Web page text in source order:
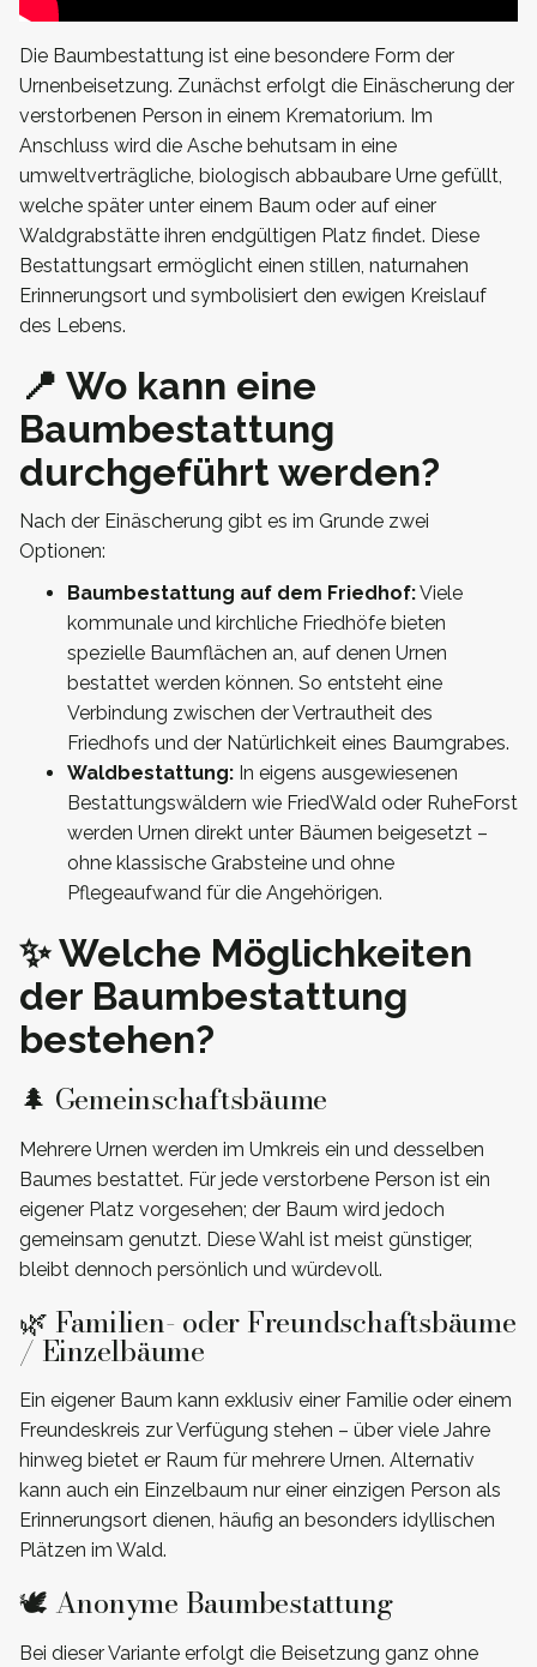
Die Baumbestattung ist eine besondere Form der
Urnen­beisetzung. Zunächst erfolgt die Einäscherung der
verstorbenen Person in einem Krematorium. Im
Anschluss wird die Asche behutsam in eine
umweltverträgliche, biologisch abbaubare Urne gefüllt,
welche später unter einem Baum oder auf einer
Waldgrabstätte ihren endgültigen Platz findet. Diese
Bestattungsart ermöglicht einen stillen, naturnahen
Erinnerungsort und symbolisiert den ewigen Kreislauf
des Lebens.
📍 Wo kann eine
Baumbestattung
durchgeführt werden?
Nach der Einäscherung gibt es im Grunde zwei
Optionen:
Baumbestattung auf dem Friedhof:Viele
kommunale und kirchliche Friedhöfe bieten
spezielle Baumflächen an, auf denen Urnen
bestattet werden können. So entsteht eine
Verbindung zwischen der Vertrautheit des
Friedhofs und der Natürlichkeit eines Baumgrabes.
Waldbestattung: In eigens ausgewiesenen
Bestattungswäldern wie FriedWald oder RuheForst
werden Urnen direkt unter Bäumen beigesetzt –
ohne klassische Grabsteine und ohne
Pflegeaufwand für die Angehörigen.
✨ Welche Möglichkeiten
der Baumbestattung
bestehen?
🌲 Gemeinschaftsbäume
Mehrere Urnen werden im Umkreis ein und desselben
Baumes bestattet. Für jede verstorbene Person ist ein
eigener Platz vorgesehen; der Baum wird jedoch
gemeinsam genutzt. Diese Wahl ist meist günstiger,
bleibt dennoch persönlich und würdevoll.
🌿 Familien- oder Freundschaftsbäume
/ Einzelbäume
Ein eigener Baum kann exklusiv einer Familie oder einem
Freundeskreis zur Verfügung stehen – über viele Jahre
hinweg bietet er Raum für mehrere Urnen. Alternativ
kann auch ein Einzelbaum nur einer einzigen Person als
Erinnerungsort dienen, häufig an besonders idyllischen
Plätzen im Wald.
🕊️ Anonyme Baumbestattung
Bei dieser Variante erfolgt die Beisetzung ganz ohne